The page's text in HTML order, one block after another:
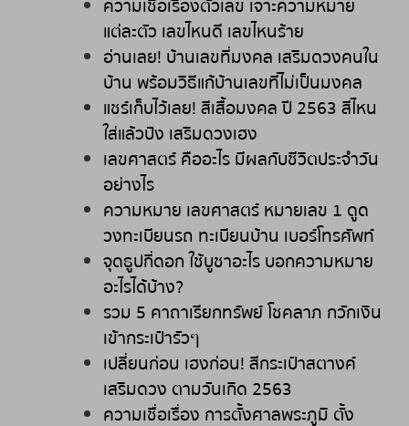
ความเชื่อเรื่องตัวเลข เจาะความหมาย
แต่ละตัว เลขไหนดี เลขไหนร้าย
อ่านเลย! บ้านเลขที่มงคล เสริมดวงคนใน
บ้าน พร้อมวิธีแก้บ้านเลขที่ไม่เป็นมงคล
แชร์เก็บไว้เลย! สีเสื้อมงคลปี 2563 สีไหน
ใส่แล้วปัง เสริมดวงเฮง
เลขศาสตร์ คืออะไร มีผลกับชีวิตประจำวัน
อย่างไร
ความหมาย เลขศาสตร์ หมายเลข 1 ดูด
วงทะเบียนรถ ทะเบียนบ้าน เบอร์โทรศัพท์
จุดธูปกี่ดอกใช้บูชาอะไร บอกความหมาย
อะไรได้บ้าง?
รวม 5 คาถาเรียกทรัพย์โชคลาภ กวักเงิน
เข้ากระเป๋ารัวๆ
เปลี่ยนก่อน เฮงก่อน! สีกระเป๋าสตางค์
เสริมดวง ตามวันเกิด 2563
ความเชื่อเรื่อง การตั้งศาลพระภูมิ ตั้ง